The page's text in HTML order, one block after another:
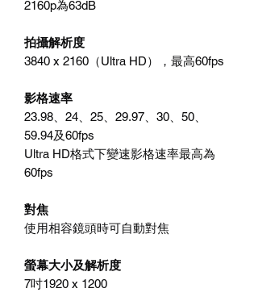
2160p為63dB
拍攝解析度
3840 x 2160（Ultra HD），最高60fps
影格速率
23.98、24、25、29.97、30、50、
59.94及60fps
Ultra HD格式下變速影格速率最高為
60fps
對焦
使用相容鏡頭時可自動對焦
螢幕大小及解析度
7吋1920 x 1200